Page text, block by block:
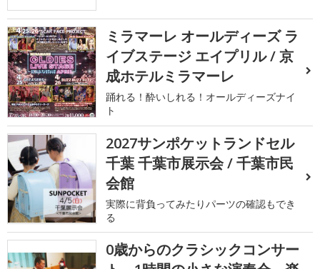
ミラマーレ オールディーズ ラ
イブステージ エイプリル / 京
成ホテルミラマーレ
踊れる！酔いしれる！オールディーズナイ
ト
2027サンポケットランドセル
千葉 千葉市展示会 / 千葉市民
会館
実際に背負ってみたりパーツの確認もでき
る
0歳からのクラシックコンサー